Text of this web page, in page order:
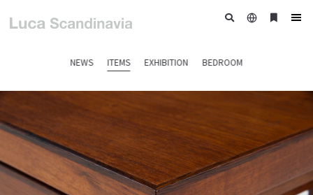
NEWS ITEMS EXHIBITION BEDROOM
日
ブ
ー